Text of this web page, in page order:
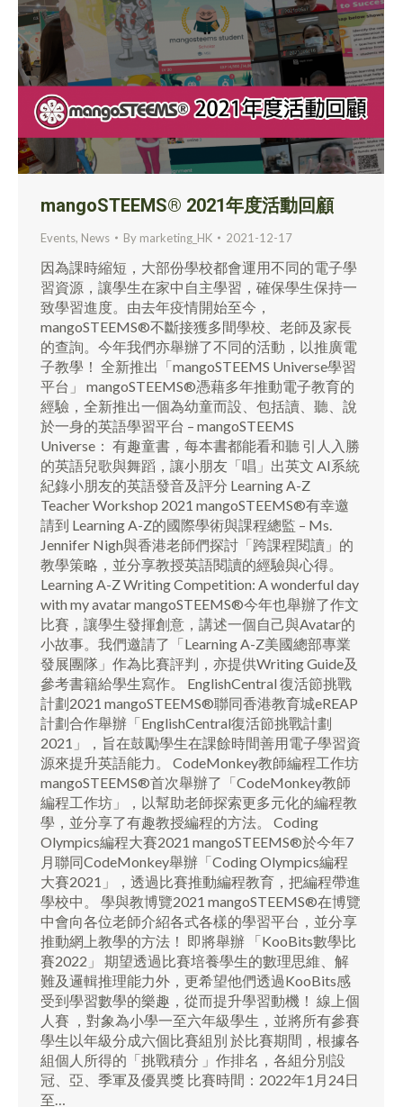
mangoSTEEMS® 2021年度活動回顧
Events, News By marketing_HK 2021-12-17
因為課時縮短，大部份學校都會運用不同的電子學
習資源，讓學生在家中自主學習，確保學生保持一
致學習進度。由去年疫情開始至今，
mangoSTEEMS®不斷接獲多間學校、老師及家長
的查詢。今年我們亦舉辦了不同的活動，以推廣電
子教學！ 全新推出「mangoSTEEMS Universe學習
平台」 mangoSTEEMS®憑藉多年推動電子教育的
經驗，全新推出一個為幼童而設、包括讀、聽、說
於一身的英語學習平台 – mangoSTEEMS
Universe： 有趣童書，每本書都能看和聽 引人入勝
的英語兒歌與舞蹈，讓小朋友「唱」出英文 AI系統
紀錄小朋友的英語發音及評分 Learning A-Z
Teacher Workshop 2021 mangoSTEEMS®有幸邀
請到 Learning A-Z的國際學術與課程總監 – Ms.
Jennifer Nigh與香港老師們探討「跨課程閱讀」的
教學策略，並分享教授英語閱讀的經驗與心得。
Learning A-Z Writing Competition: A wonderful day
with my avatar mangoSTEEMS®今年也舉辦了作文
比賽，讓學生發揮創意，講述一個自己與Avatar的
小故事。我們邀請了「Learning A-Z美國總部專業
發展團隊」作為比賽評判，亦提供Writing Guide及
參考書籍給學生寫作。 EnglishCentral 復活節挑戰
計劃2021 mangoSTEEMS®聯同香港教育城eREAP
計劃合作舉辦「EnglishCentral復活節挑戰計劃
2021」，旨在鼓勵學生在課餘時間善用電子學習資
源來提升英語能力。 CodeMonkey教師編程工作坊
mangoSTEEMS®首次舉辦了「CodeMonkey教師
編程工作坊」，以幫助老師探索更多元化的編程教
學，並分享了有趣教授編程的方法。 Coding
Olympics編程大賽2021 mangoSTEEMS®於今年7
月聯同CodeMonkey舉辦「Coding Olympics編程
大賽2021」，透過比賽推動編程教育，把編程帶進
學校中。 學與教博覽2021 mangoSTEEMS®在博覽
中會向各位老師介紹各式各樣的學習平台，並分享
推動網上教學的方法！ 即將舉辦 「KooBits數學比
賽2022」 期望透過比賽培養學生的數理思維、解
難及邏輯推理能力外，更希望他們透過KooBits感
受到學習數學的樂趣，從而提升學習動機！ 線上個
人賽 ，對象為小學一至六年級學生，並將所有參賽
學生以年級分成六個比賽組別 於比賽期間，根據各
組個人所得的「挑戰積分 」作排名，各組分別設
冠、亞、季軍及優異獎 比賽時間：2022年1月24日
至…